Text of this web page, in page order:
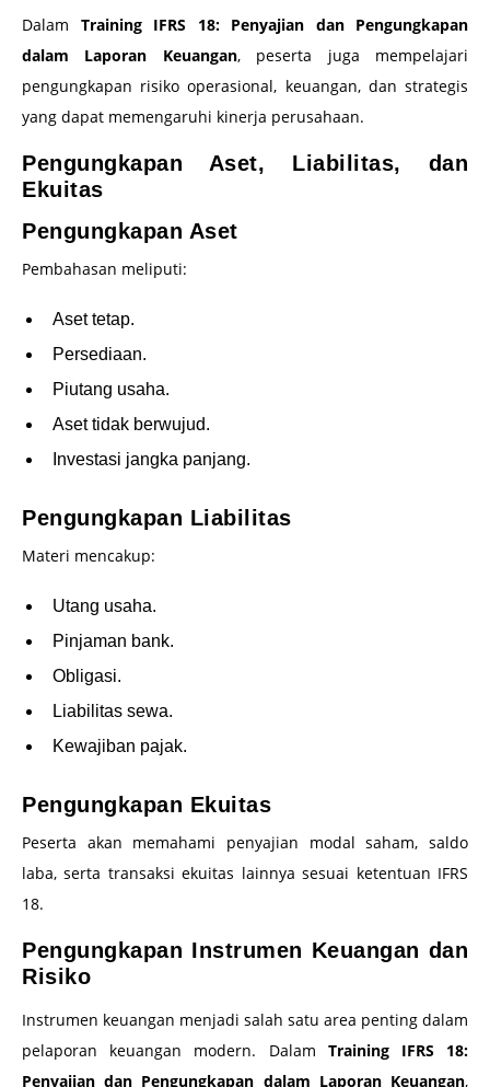
Dalam Training IFRS 18: Penyajian dan Pengungkapan
dalam Laporan Keuangan, peserta juga mempelajari
pengungkapan risiko operasional, keuangan, dan strategis
yang dapat memengaruhi kinerja perusahaan.
Pengungkapan Aset, Liabilitas, dan
Ekuitas
Pengungkapan Aset
Pembahasan meliputi:
Aset tetap.
Persediaan.
Piutang usaha.
Aset tidak berwujud.
Investasi jangka panjang.
Pengungkapan Liabilitas
Materi mencakup:
Utang usaha.
Pinjaman bank.
Obligasi.
Liabilitas sewa.
Kewajiban pajak.
Pengungkapan Ekuitas
Peserta akan memahami penyajian modal saham, saldo
laba, serta transaksi ekuitas lainnya sesuai ketentuan IFRS
18.
Pengungkapan Instrumen Keuangan dan
Risiko
Instrumen keuangan menjadi salah satu area penting dalam
pelaporan keuangan modern. Dalam Training IFRS 18:
Penyajian dan Pengungkapan dalam Laporan Keuangan,